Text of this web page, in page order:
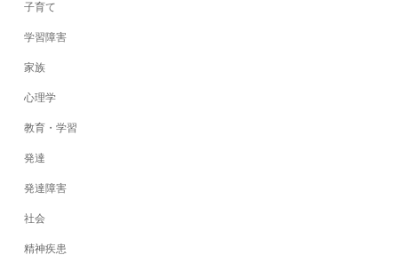
子育て
学習障害
家族
心理学
教育・学習
発達
発達障害
社会
精神疾患